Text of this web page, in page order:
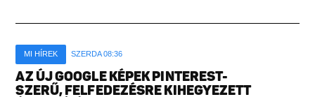
MI HÍREK SZERDA 08:36
AZ ÚJ GOOGLE KÉPEK PINTEREST-
SZERŰ, FELFEDEZÉSRE KIHEGYEZETT